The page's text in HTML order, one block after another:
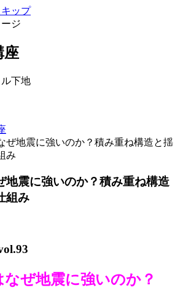
ップ
座
ぜ地震に強いのか？積み重ね構造と揺
み
地震に強いのか？積み重ね構造
組み
ぜ地震に強いのか？